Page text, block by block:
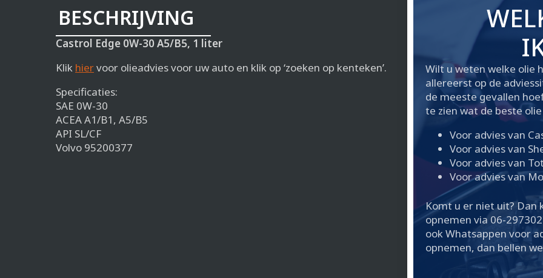
BESCHRIJVING
Castrol Edge 0W-30 A5/B5, 1 liter
Klik hiervoor olieadvies voor uw auto en klik op ‘zoeken op kenteken’.
Specificaties:
SAE 0W-30
ACEA A1/B1, A5/B5
API SL/CF
Volvo 95200377
Wilt u weten welke olie
allereerst op de
de meeste gevallen
te zien wat de beste olie
Voor advies van
Voor advies van
Voor advies van
Voor advies van
Komt u er niet uit? Dan
opnemen via 06-
ook Whatsappen voor
opnemen, dan bellen